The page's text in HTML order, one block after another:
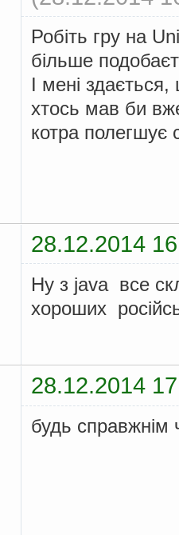
Робіть гру на
більше
І мені
хтось мав би
котра полегшує
28.12.2014
Ну з java все
хороших
28.12.2014
будь справжнім